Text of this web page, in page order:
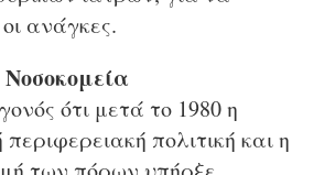
ανάγκες.
ότι μετά το 1980 η
περιφερειακή πολιτική και η